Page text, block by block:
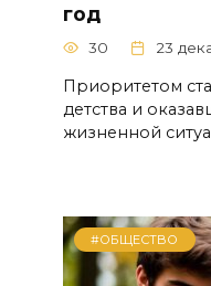
год
30 23
Приоритетом
детства и
жизненной
#ОБЩЕСТВО